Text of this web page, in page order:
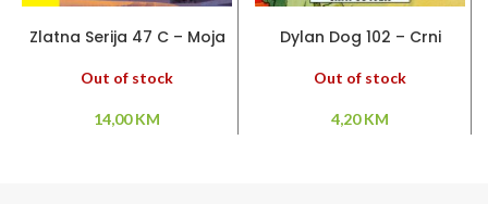
Zlatna Serija 47 C – Moja
Šbbkbbton – Dva oca
Out of stock
14,00KM
Dylan Dog 102 – Crni
Out of stock
4,20KM